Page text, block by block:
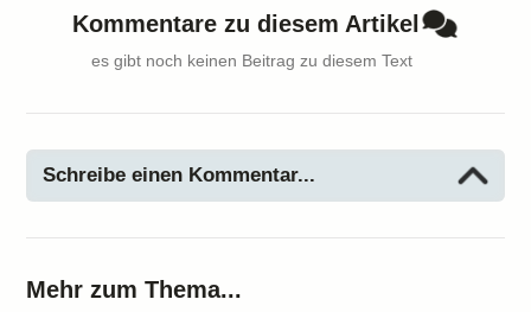
Kommentare zu diesem Artikel
es gibt noch keinen Beitrag zu diesem Text
Schreibe einen Kommentar...
Mehr zum Thema...